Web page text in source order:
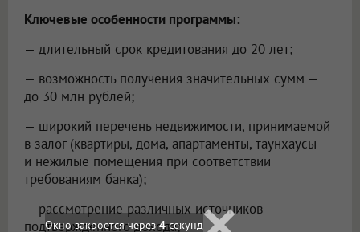
Ключевые особенности программы:
— длительный срок кредитования до 20 лет;
— возможность получения значительных сумм —
до 30 млн рублей;
— широкий перечень недвижимости, принимаемой
в залог (квартиры, дома, апартаменты, таунхаусы
и нежилые помещения при соответствии
требованиям банка);
— рассмотрение различных источников
подтверждённого дохода;
Окно закроется через2секунд